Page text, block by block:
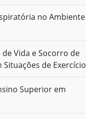
no Ambiente
Vida e Socorro de
Situações de Exercício
Superior em